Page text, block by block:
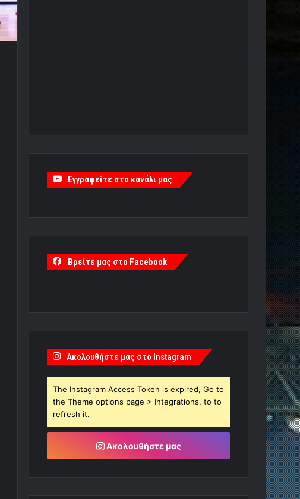
Εγγραφείτε στο κανάλι μας
Βρείτε μας στο Facebook
Ακολουθήστε μας στο Instagram
The Instagram Access Token is expired, Go to
the Theme options page > Integrations, to to
refresh it.
Ακολουθήστε μας